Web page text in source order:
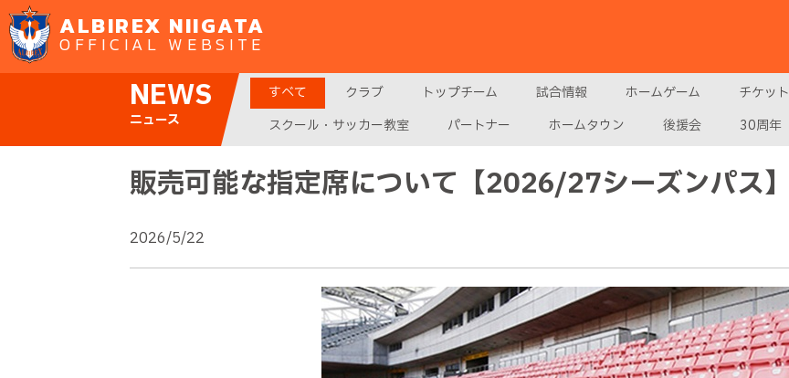
ALBIREX NIIGATA
OFFICIAL WEBSITE
NEWS
ニュース
すべて クラブ トップチーム 試合情報 ホームゲーム チケット
スクール・サッカー教室
パートナー ホームタウン 後援会 30周年
販売可能な指定席について【2026/27シーズンパス】
2026/5/22